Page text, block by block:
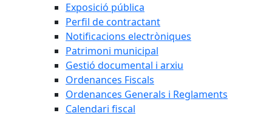
Exposició pública
Perfil de contractant
Notificacions electròniques
Patrimoni municipal
Gestió documental i arxiu
Ordenances Fiscals
Ordenances Generals i Reglaments
Calendari fiscal